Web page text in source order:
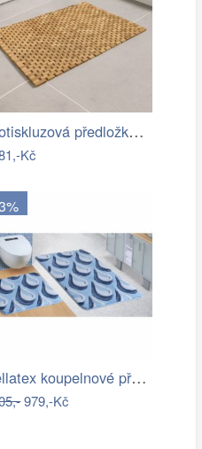
Protiskluzová předložka do koupelny,…
Kč
Bellatex koupelnové předložky ULTRA…
979,-Kč